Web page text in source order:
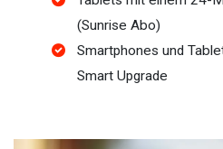
(Sunrise Abo)
Smartphones und
Smart Upgrade